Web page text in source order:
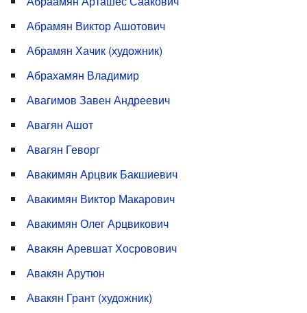
Абрамян Виктор Ашотович
Абрамян Хачик (художник)
Абрахамян Владимир
Авагимов Завен Андреевич
Авагян Ашот
Авагян Геворг
Авакимян Арцвик Бакшиевич
Авакимян Виктор Макарович
Авакимян Олег Арцвикович
Авакян Аревшат Хосровович
Авакян Арутюн
Авакян Грант (художник)